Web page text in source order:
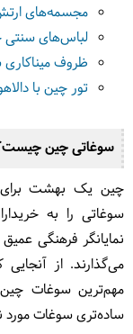
مجسمه‌های
لباس‌های
ظروف
تور چین با
سوغاتی چین
چین یک بهشت برای
سوغاتی را به
نمایانگر فرهنگی
می‌گذارند. از
مهم‌ترین سوغات
ساده‌تری سوغات مورد